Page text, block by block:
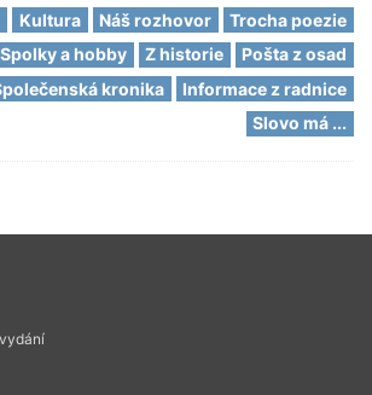
Kultura Náš rozhovor
Trocha poezie
Spolky a hobby Z historie
Pošta z osad
kronika
Informace z radnice
Slovo má ...